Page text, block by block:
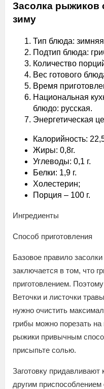
Засолка рыжиков
зиму
Тип блюда: зимняя
Подтип блюда:
Количество
Вес готового
Время
Национальная
блюдо: русская.
Энергетическая
Калорийность:
Жиры: 0,8г.
Углеводы: 0,1 г.
Белки: 1,9 г.
Холестерин;
Порция – 100 г.
Ингредиенты
Способ приготовления
Базовое правило
заключается в том, что
приготовлением.
Веточки и листочки
нужно очистить
грибы можно порезать
рыжики привычным
присыпьте солью.
Заготовку
другим